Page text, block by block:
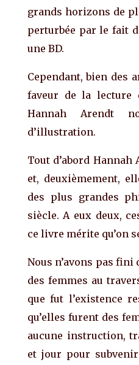
grands horizons de
perturbée par le fait
une BD.
Cependant, bien des
faveur de la lecture
Hannah Arendt
d’illustration.
Tout d’abord Hannah
et, deuxièmement,
des plus grandes
siècle. A eux deux,
ce livre mérite qu’on
Nous n’avons pas fini
des femmes au
que fut l’existence
qu’elles furent des
aucune instruction,
et jour pour